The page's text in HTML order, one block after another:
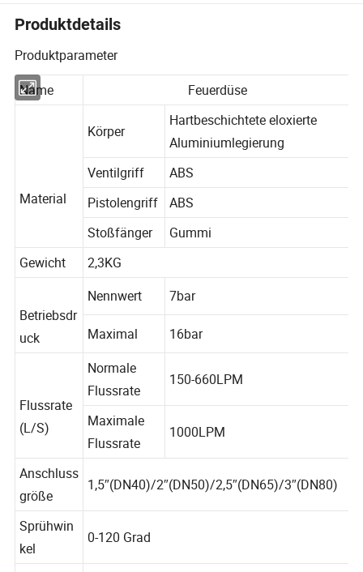
Produktdetails
Produktparameter
Name Feuerdüse
Hartbeschichtete eloxierte
Aluminiumlegierung
Ventilgriff
ABS
Pistolengriff ABS
Stoßfänger Gummi
Gewicht 2,3KG
Betriebsdr
uck
Nennwert 7bar
Maximal 16bar
Flussrate
Normale
Flussrate
Maximale
Flussrate
Anschluss
größe
Sprühwin
0-120 Grad